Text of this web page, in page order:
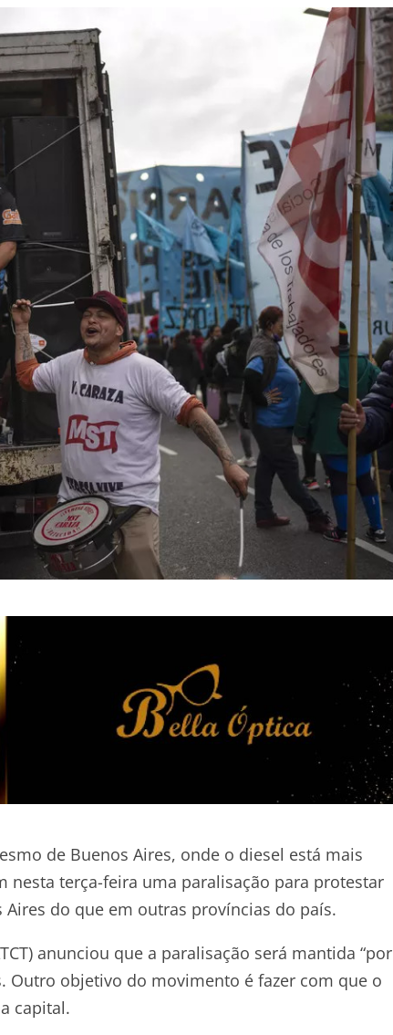
de Buenos Aires, onde o diesel está mais
terça-feira uma paralisação para protestar
do que em outras províncias do país.
anunciou que a paralisação será mantida “por
objetivo do movimento é fazer com que o
capital.